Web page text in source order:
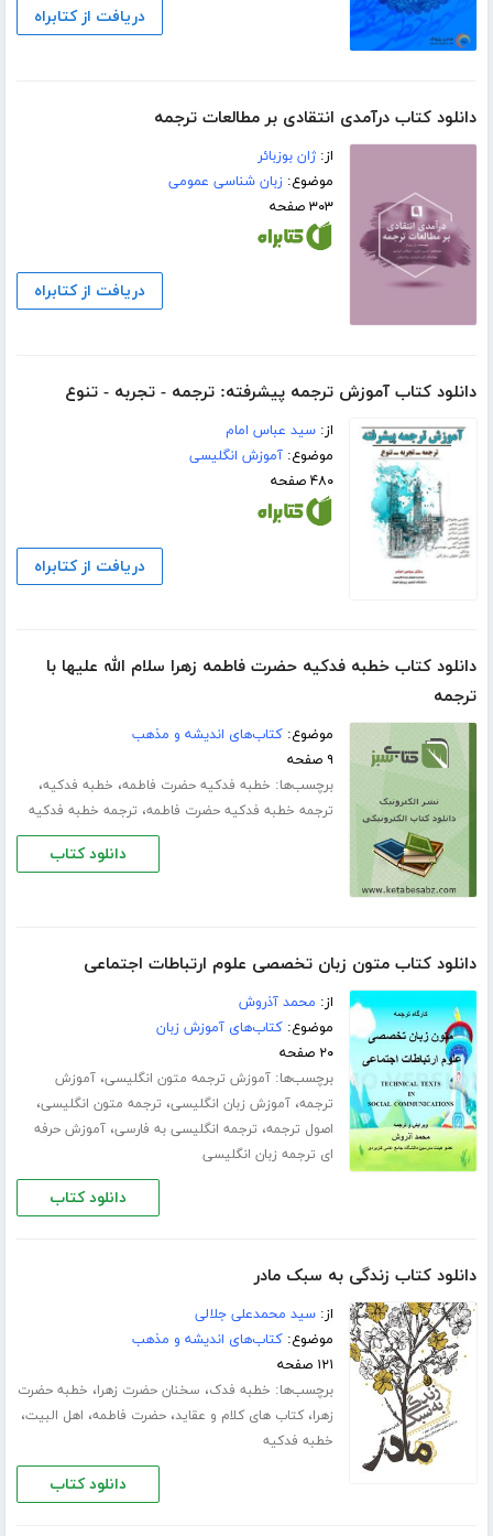
دریافت از کتابراه
دانلود کتاب درآمدی انتقادی بر مطالعات ترجمه
از:ژان بوزبائر
موضوع:زبان شناسی عمومی
۳۰۳ صفحه
دریافت از کتابراه
دانلود کتاب آموزش ترجمه پیشرفته: ترجمه - تجربه - تنوع
از:سید عباس امام
موضوع:آموزش انگلیسی
۴۸۰ صفحه
دریافت از کتابراه
دانلود کتاب خطبه فدکیه حضرت فاطمه زهرا سلام الله علیها با
ترجمه
موضوع:کتاب‌های اندیشه و مذهب
۹ صفحه
برچسب‌ها: خطبه فدکیه حضرت فاطمه، خطبه فدکیه،
ترجمه خطبه فدکیه حضرت فاطمه، ترجمه خطبه فدکیه
دانلود کتاب
دانلود کتاب متون زبان تخصصی علوم ارتباطات اجتماعی
از: محمد آذروش
موضوع:کتاب‌های آموزش زبان
۲۰ صفحه
برچسب‌ها:آموزش ترجمه متون انگلیسی،آموزش
ترجمه،آموزش زبان انگلیسی، ترجمه متون انگلیسی،
اصول ترجمه، ترجمه انگلیسی به فارسی،آموزش حرفه
ای ترجمه زبان انگلیسی
دانلود کتاب
دانلود کتاب زندگی به سبک مادر
از:سید محمدعلی جلالی
موضوع:کتاب‌های اندیشه و مذهب
۱۲۱ صفحه
برچسب‌ها: خطبه فدک، سخنان حضرت زهرا، خطبه حضرت
زهرا،کتاب های کلام و عقاید،حضرت فاطمه، اهل البیت،
خطبه فدکیه
دانلود کتاب